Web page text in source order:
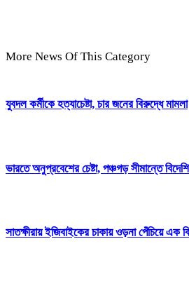
More News Of This Category
যুবদল কর্মীকে হত্যাচেষ্টা, চার জনের বিরুদ্ধে মামলা
ভারতে অনুপ্রবেশের চেষ্টা, পঞ্চগড় সীমান্তে
সাতক্ষীরায় ইজিবাইকের চাকায় ওড়না পেঁচিয়ে এক